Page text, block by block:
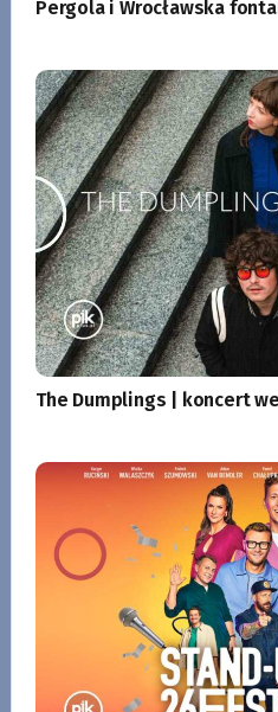
Pergola i Wrocławska
The Dumplings | koncert